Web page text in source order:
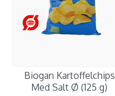
Biogan Kartoffelchips
Med Salt Ø (125 g)